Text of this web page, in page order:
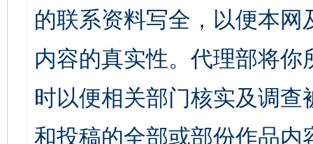
的联系资料写全，以便本
内容的真实性。代理部将
时以便相关部门核实及调
和投稿的全部或部份作品